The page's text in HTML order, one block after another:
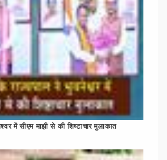
में सीएम माझी से की शिष्टाचार मुलाकात